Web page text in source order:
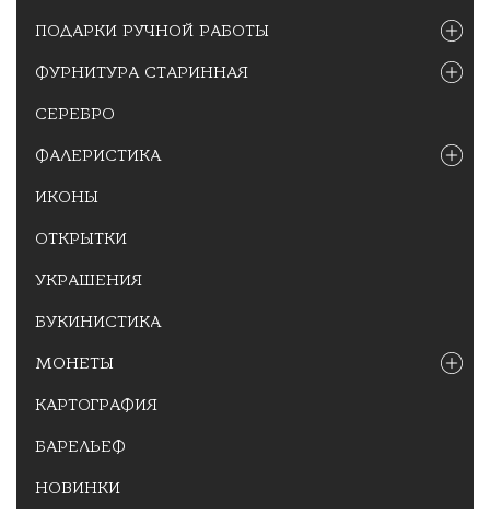
ПОДАРКИ РУЧНОЙ РАБОТЫ
ФУРНИТУРА СТАРИННАЯ
СЕРЕБРО
ФАЛЕРИСТИКА
ИКОНЫ
ОТКРЫТКИ
УКРАШЕНИЯ
БУКИНИСТИКА
МОНЕТЫ
КАРТОГРАФИЯ
БАРЕЛЬЕФ
НОВИНКИ